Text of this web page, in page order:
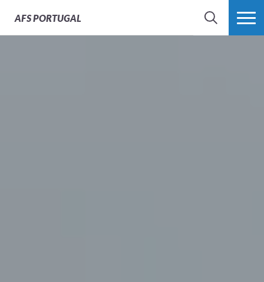
AFSPORTUGAL
SEARCH VER MAIS